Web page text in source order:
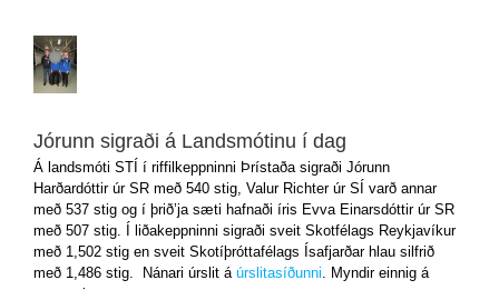
View
Larger
Image
Jórunn sigraði á Landsmótinu í dag
Á landsmóti STÍ í riffilkeppninni Þrístaða sigraði Jórunn
Harðardóttir úr SR með 540 stig, Valur Richter úr SÍ varð annar
með 537 stig og í þrið’ja sæti hafnaði íris Evva Einarsdóttir úr SR
með 507 stig. Í liðakeppninni sigraði sveit Skotfélags Reykjavíkur
með 1,502 stig en sveit Skotíþróttafélags Ísafjarðar hlau silfrið
með 1,486 stig. Nánari úrslit á úrslitasíðunni . Myndir einnig á